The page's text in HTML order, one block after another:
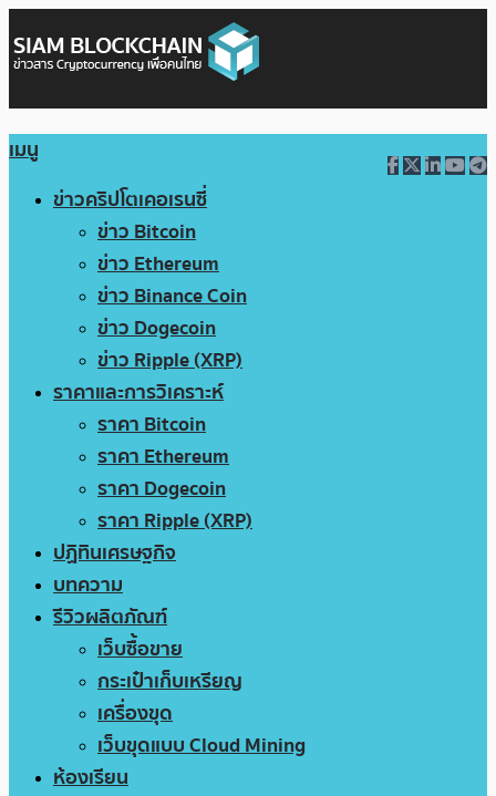
เมนู
ข่าวคริปโตเคอเรนซี่
ข่าว Bitcoin
ข่าว Ethereum
ข่าว Binance Coin
ข่าว Dogecoin
ข่าว Ripple (XRP)
ราคาและการวิเคราะห์
ราคา Bitcoin
ราคา Ethereum
ราคา Dogecoin
ราคา Ripple (XRP)
ปฏิทินเศรษฐกิจ
บทความ
รีวิวผลิตภัณฑ์
เว็บซื้อขาย
กระเป๋าเก็บเหรียญ
เครื่องขุด
เว็บขุดแบบ Cloud Mining
ห้องเรียน